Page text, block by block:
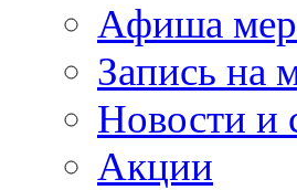
Афиша
Запись на
Новости и
Акции